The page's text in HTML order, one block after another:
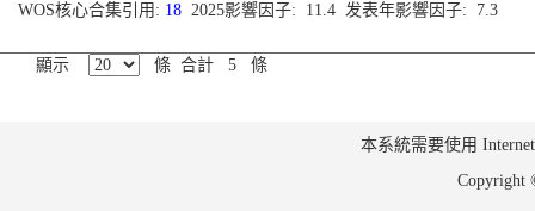
WOS核心合集引用: 18 2025影響因子: 11.4 发表年影響因子: 7.3
顯示 條 合計 5 條
本系統需要使用
Copyright